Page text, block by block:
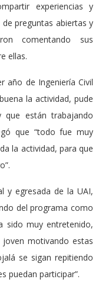
experiencias y
preguntas abiertas y
comentando sus
ellas.
año de Ingeniería Civil
la actividad, pude
están trabajando
que “todo fue muy
la actividad, para que
y egresada de la UAI,
del programa como
sido muy entretenido,
motivando estas
se sigan repitiendo
puedan participar”.